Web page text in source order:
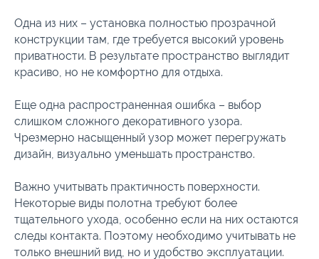
Одна из них – установка полностью прозрачной
конструкции там, где требуется высокий уровень
приватности. В результате пространство выглядит
красиво, но не комфортно для отдыха.
Еще одна распространенная ошибка – выбор
слишком сложного декоративного узора.
Чрезмерно насыщенный узор может перегружать
дизайн, визуально уменьшать пространство.
Важно учитывать практичность поверхности.
Некоторые виды полотна требуют более
тщательного ухода, особенно если на них остаются
следы контакта. Поэтому необходимо учитывать не
только внешний вид, но и удобство эксплуатации.